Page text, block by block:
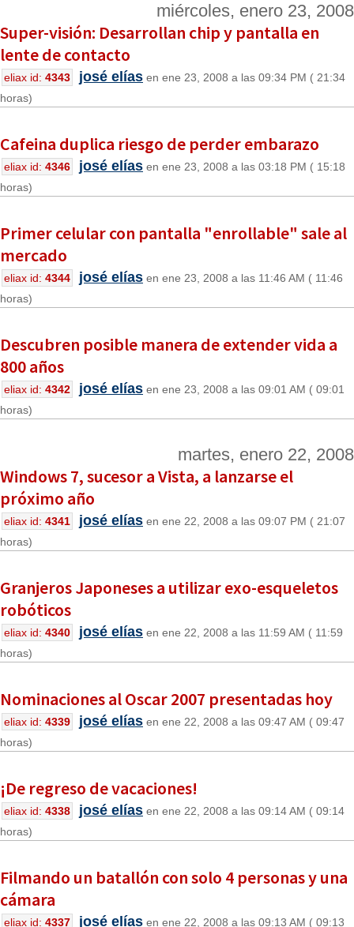
miércoles, enero 23, 2008
Super-visión: Desarrollan chip y pantalla en
lente de contacto
eliax id: 4343 josé elías en ene 23, 2008 a las 09:34 PM ( 21:34
horas)
Cafeina duplica riesgo de perder embarazo
eliax id: 4346 josé elías en ene 23, 2008 a las 03:18 PM ( 15:18
horas)
Primer celular con pantalla "enrollable" sale al
mercado
eliax id: 4344 josé elías en ene 23, 2008 a las 11:46 AM ( 11:46
horas)
Descubren posible manera de extender vida a
800 años
eliax id: 4342 josé elías en ene 23, 2008 a las 09:01 AM ( 09:01
horas)
martes, enero 22, 2008
Windows 7, sucesor a Vista, a lanzarse el
próximo año
eliax id: 4341 josé elías en ene 22, 2008 a las 09:07 PM ( 21:07
horas)
Granjeros Japoneses a utilizar exo-esqueletos
robóticos
eliax id: 4340 josé elías en ene 22, 2008 a las 11:59 AM ( 11:59
horas)
Nominaciones al Oscar 2007 presentadas hoy
eliax id: 4339 josé elías en ene 22, 2008 a las 09:47 AM ( 09:47
horas)
¡De regreso de vacaciones!
eliax id: 4338 josé elías en ene 22, 2008 a las 09:14 AM ( 09:14
horas)
Filmando un batallón con solo 4 personas y una
cámara
eliax id: 4337 josé elías en ene 22, 2008 a las 09:13 AM ( 09:13